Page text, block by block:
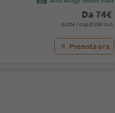
Da 74€
notte / ospiti IVA incl.
Prenota ora